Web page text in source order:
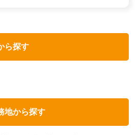
ら探す
地から探す